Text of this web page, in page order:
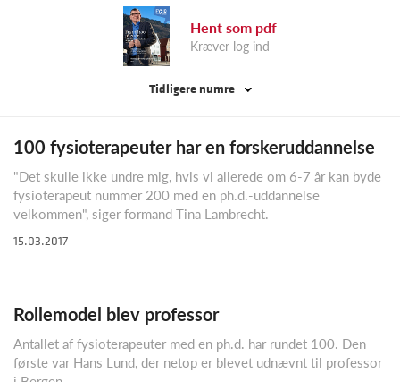
Hent som pdf
Kræver log ind
Tidligere numre
100 fysioterapeuter har en forskeruddannelse
"Det skulle ikke undre mig, hvis vi allerede om 6-7 år kan byde
fysioterapeut nummer 200 med en ph.d.-uddannelse
velkommen", siger formand Tina Lambrecht.
15.03.2017
Rollemodel blev professor
Antallet af fysioterapeuter med en ph.d. har rundet 100. Den
første var Hans Lund, der netop er blevet udnævnt til professor